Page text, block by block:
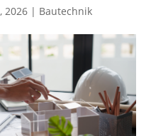
2026| Bautechnik